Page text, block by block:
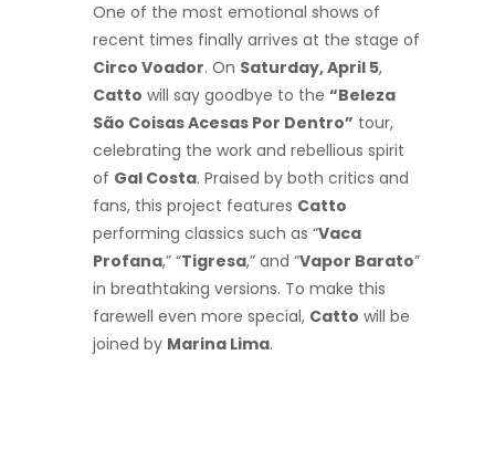
One of the most emotional shows of
recent times finally arrives at the stage of
Circo Voador. On Saturday, April 5,
Catto will say goodbye to the “Beleza
São Coisas Acesas Por Dentro” tour,
celebrating the work and rebellious spirit
of Gal Costa. Praised by both critics and
fans, this project features Catto
performing classics such as “Vaca
Profana,” “Tigresa,” and “Vapor Barato”
in breathtaking versions. To make this
farewell even more special, Catto will be
joined by Marina Lima.